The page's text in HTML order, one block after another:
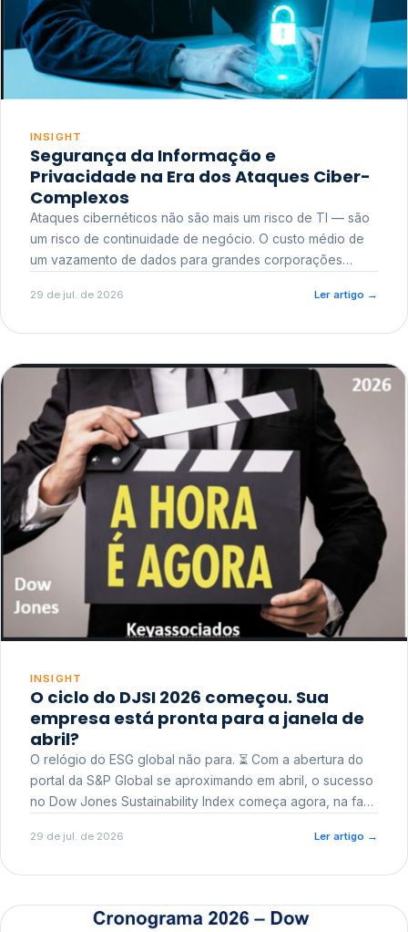
INSIGHT
Segurança da Informação e
Privacidade na Era dos Ataques Ciber-
Complexos
Ataques cibernéticos não são mais um risco de TI — são
um risco de continuidade de negócio. O custo médio de
um vazamento de dados para grandes corporações
reputacional e o risco regulatório junto a órgãos como a
29 de jul. de 2026 Ler artigo →
INSIGHT
O ciclo do DJSI 2026 começou. Sua
empresa está pronta para a janela de
abril?
O relógio do ESG global não para. ⏳ Com a abertura do
portal da S&P Global se aproximando em abril, o sucesso
no Dow Jones Sustainability Index começa agora, na fase
29 de jul. de 2026 Ler artigo →